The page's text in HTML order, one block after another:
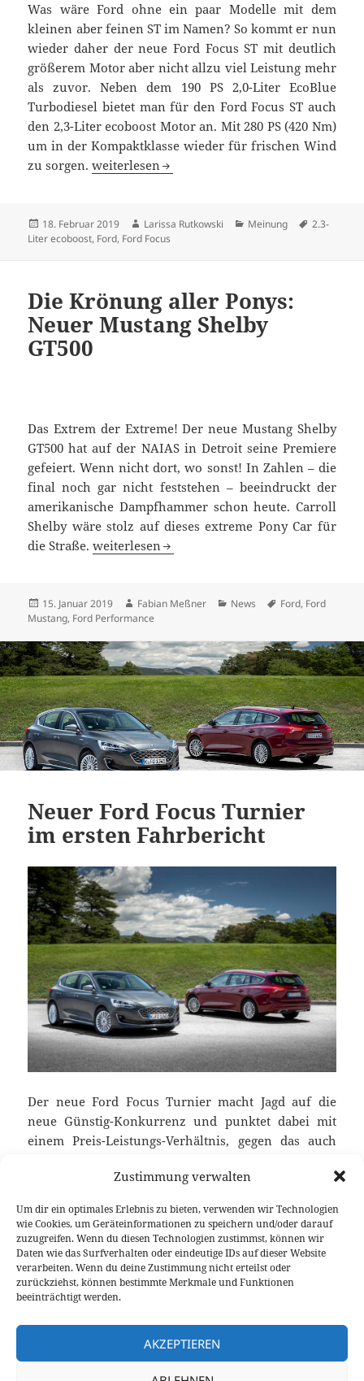
Zustimmung verwalten
Um dir ein optimales Erlebnis zu bieten, verwenden wir Technologien
wie Cookies, um Geräteinformationen zu speichern und/oder darauf
zuzugreifen. Wenn du diesen Technologien zustimmst, können wir
Daten wie das Surfverhalten oder eindeutige IDs auf dieser Website
verarbeiten. Wenn du deine Zustimmung nicht erteilst oder
zurückziehst, können bestimmte Merkmale und Funktionen
beeinträchtigt werden.
AKZEPTIEREN
Was wäre Ford ohne ein paar Modelle mit dem
kleinen aber feinen ST im Namen? So kommt er nun
wieder daher der neue Ford Focus ST mit deutlich
größerem Motor aber nicht allzu viel Leistung mehr
als zuvor. Neben dem 190 PS 2,0-Liter EcoBlue
Turbodiesel bietet man für den Ford Focus ST auch
den 2,3-Liter ecoboost Motor an. Mit 280 PS (420 Nm)
um in der Kompaktklasse wieder für frischen Wind
zu sorgen.Neuer Ford Focus ST: 2,3-Liter ecoboost bringt
weiterlesen
Veröffentlicht
am
18. Februar 2019 Autor
Larissa Rutkowski Kategorien
Meinung
2.3-
Liter ecoboost, Ford, Ford Focus
Die Krönung aller Ponys:
Neuer Mustang Shelby
GT500
Das Extrem der Extreme! Der neue Mustang Shelby
GT500 hat auf der NAIAS in Detroit seine Premiere
gefeiert. Wenn nicht dort, wo sonst! In Zahlen – die
final noch gar nicht feststehen – beeindruckt der
amerikanische Dampfhammer schon heute. Carroll
Shelby wäre stolz auf dieses extreme Pony Car für
die Straße.Die Krönung aller Ponys: Neuer Mustang
weiterlesen
Veröffentlicht
am
15. Januar 2019 Autor
Fabian Meßner Kategorien
News Schlagwörter
Ford, Ford
Mustang, Ford Performance
Neuer Ford Focus Turnier
im ersten Fahrbericht
Der neue Ford Focus Turnier macht Jagd auf die
neue Günstig-Konkurrenz und punktet dabei mit
einem Preis-Leistungs-Verhältnis, gegen das auch
im deutsch-französischen Saarlouis produzierte
Fahrzeuge grundlegend bisher auszeichnete, hat
dabei aber auch den Preis-Punkt nicht
vernachlässigt. Ein erster Fahreindruck im neuen
Focus Turnier in der Vignale-Ausführung.
Neuer Ford Focus Turnier im ersten Fahrbericht
weiterlesen